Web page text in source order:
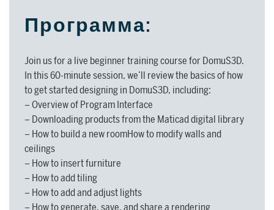
ПОДДЕРЖКА
Вспомогательные услуги, которые
помогут в использовании
программного обеспечения, от
установки до реализации
проектов.
Узнать больше
ДЛЯ АРХИТЕКТОРОВ И
ДИЗАЙНЕРОВ
ДЛЯ АРХИТЕКТОРОВ И
ДИЗАЙНЕРОВ
Программа:
Join us for a live beginner training course for DomuS3D.
In this 60-minute session, we’ll review the basics of how
to get started designing in DomuS3D, including:
– Overview of Program Interface
– Downloading products from the Maticad digital library
– How to build a new roomHow to modify walls and
ceilings
– How to insert furniture
– How to add tiling
– How to add and adjust lights